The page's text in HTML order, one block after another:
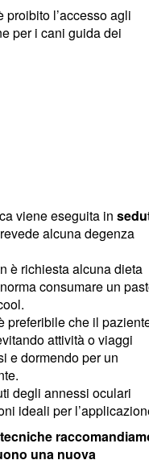
proibito l’accesso agli
per i cani guida dei
viene eseguita in
alcuna degenza
è richiesta alcuna dieta
consumare un
preferibile che il
attività o viaggi
e dormendo per un
degli annessi oculari
ideali per
una nuova